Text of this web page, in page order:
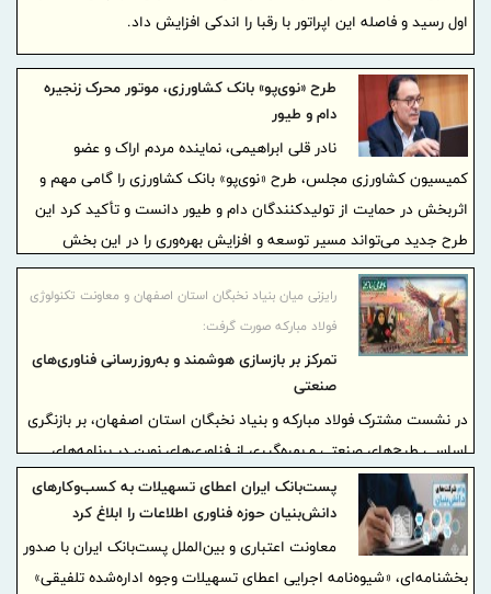
اول رسید و فاصله این اپراتور با رقبا را اندکی افزایش داد.
طرح «نوی‌پو» بانک کشاورزی، موتور محرک زنجیره
دام و طیور
نادر قلی ابراهیمی، نماینده مردم اراک و عضو
کمیسیون کشاورزی مجلس، طرح «نوی‌پو» بانک کشاورزی را گامی مهم و
اثربخش در حمایت از تولیدکنندگان دام و طیور دانست و تأکید کرد این
طرح جدید می‌تواند مسیر توسعه و افزایش بهره‌وری را در این بخش
شتاب دهد.
رایزنی میان بنیاد نخبگان استان اصفهان و معاونت تکنولوژی
فولاد مبارکه صورت گرفت:
تمرکز بر بازسازی هوشمند و به‌روزرسانی فناوری‌های
صنعتی
در نشست مشترک فولاد مبارکه و بنیاد نخبگان استان اصفهان، بر بازنگری
اساسی طرح‌های صنعتی و بهره‌گیری از فناوری‌های نوین در برنامه‌های
بازسازی و نوسازی تأکید شد؛ نشستی که با اعلام آمادگی بنیاد نخبگان
برای مشارکت گسترده در لایه‌های فنی، مدیریتی و راهبردی همراه بود.
پست‌بانک ایران اعطای تسهیلات به کسب‌وکارهای
دانش‌بنیان حوزه فناوری اطلاعات را ابلاغ کرد
معاونت اعتباری و بین‌الملل پست‌بانک ایران با صدور
بخشنامه‌ای، «شیوه‌نامه اجرایی اعطای تسهیلات وجوه اداره‌شده تلفیقی»